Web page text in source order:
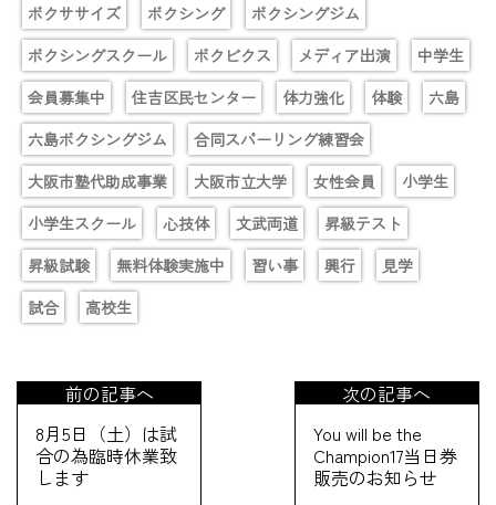
ボクササイズ
ボクシング
ボクシングジム
ボクシングスクール
ボクビクス メディア出演
中学生
会員募集中
住吉区民センター 体力強化 体験
六島
六島ボクシングジム
合同スパーリング練習会
大阪市塾代助成事業
大阪市立大学 女性会員
小学生
小学生スクール
心技体 文武両道
昇級テスト
昇級試験
無料体験実施中 習い事 興行
見学
試合
高校生
前の記事へ
8月5日（土）は試
合の為臨時休業致
します
次の記事へ
You will be the
Champion17当日券
販売のお知らせ